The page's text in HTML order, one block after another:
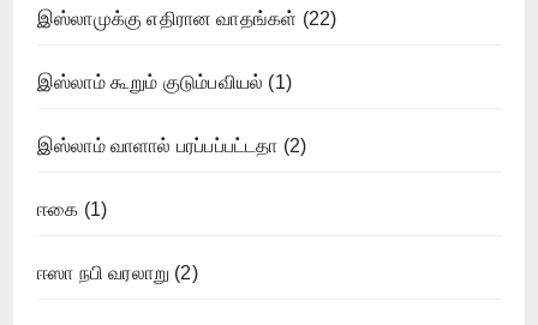
இஸ்லாமுக்கு எதிரான வாதங்கள் (22)
இஸ்லாம் கூறும் குடும்பவியல் (1)
இஸ்லாம் வாளால் பரப்பப்பட்டதா (2)
ஈகை (1)
ஈஸா நபி வரலாறு (2)